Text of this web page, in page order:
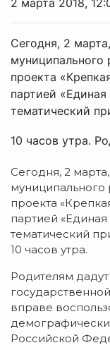
Сегодня, 2
муниципального
проекта
партией
тематический
10 часов утра.
Сегодня, 2
муниципального
проекта
партией
тематический
10 часов утра.
Родителям
вправе
Российской